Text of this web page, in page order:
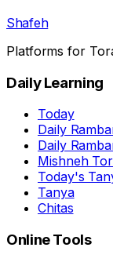
Shafeh
Platforms for
Daily Learning
Today
Daily
Daily
Mishneh
Today's
Tanya
Chitas
Online Tools